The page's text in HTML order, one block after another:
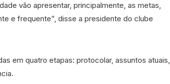
vão apresentar, principalmente, as metas,
e frequente”, disse a presidente do clube
em quatro etapas: protocolar, assuntos atuais,